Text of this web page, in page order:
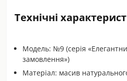
Технічні
Модель: №9 (серія
замовлення»)
Матеріал: масив